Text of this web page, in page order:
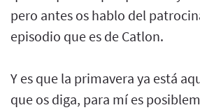
pero antes os hablo del
episodio que es de Catlon.
Y es que la primavera ya está
que os diga, para mí es